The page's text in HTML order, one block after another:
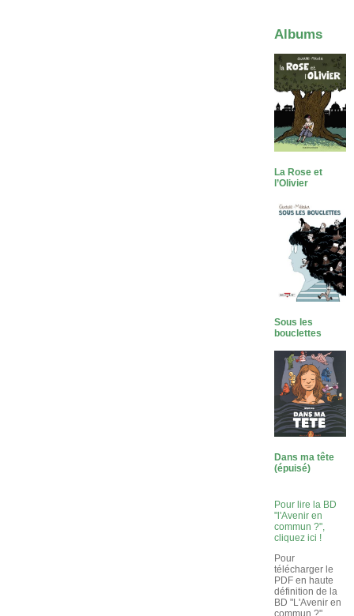
Albums
La Rose et
l’Olivier
Sous les
bouclettes
Dans ma tête
(épuisé)
Pour lire la BD
"l'Avenir en
commun ?",
cliquez ici !
Pour
télécharger le
PDF en haute
définition de la
BD "L'Avenir en
commun ?",